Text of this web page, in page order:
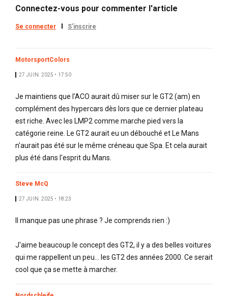
Connectez-vous pour commenter l'article
Se connecter S'inscrire
MotorsportColors
27 JUIN. 2025 • 17:50
Je maintiens que l'ACO aurait dû miser sur le GT2 (am) en
complément des hypercars dès lors que ce dernier plateau
est riche. Avec les LMP2 comme marche pied vers la
catégorie reine. Le GT2 aurait eu un débouché et Le Mans
n'aurait pas été sur le même créneau que Spa. Et cela aurait
plus été dans l'esprit du Mans.
Steve McQ
27 JUIN. 2025 • 18:23
Il manque pas une phrase ? Je comprends rien :)
J'aime beaucoup le concept des GT2, il y a des belles voitures
qui me rappellent un peu... les GT2 des années 2000. Ce serait
cool que ça se mette à marcher.